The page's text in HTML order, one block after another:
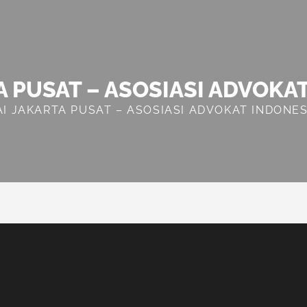
PUSAT – ASOSIASI
JAKARTA PUSAT – ASOSIASI ADVOKAT